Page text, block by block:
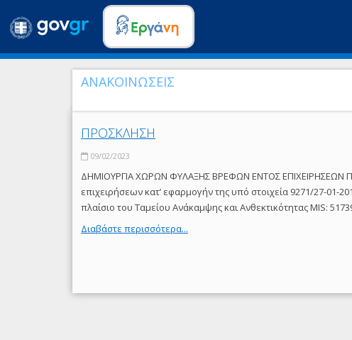
ΑΝΑΚΟΙΝΩΣΕΙΣ
ΠΡΟΣΚΛΗΣΗ
09/02/2023
ΔΗΜΙΟΥΡΓΙΑ ΧΩΡΩΝ ΦΥΛΑΞΗΣ ΒΡΕΦΩΝ ΕΝΤΟΣ ΕΠΙΧΕΙΡΗΣΕΩΝ
επιχειρήσεων κατ’ εφαρμογήν της υπό στοιχεία 9271/27-01-
πλαίσιο του Ταμείου Ανάκαμψης και Ανθεκτικότητας MIS:
Διαβάστε περισσότερα...